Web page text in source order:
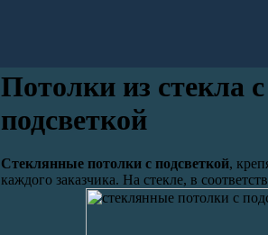
Потолки из стекла
подсветкой
Стеклянные потолки с подсветкой,
каждого заказчика. На стекле, в